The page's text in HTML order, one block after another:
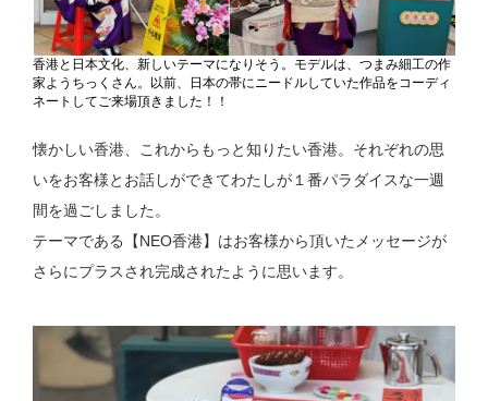
香港と日本文化、新しいテーマになりそう。モデルは、つまみ細工の作
家ようちっくさん。以前、日本の帯にニードルしていた作品をコーディ
ネートしてご来場頂きました！！
懐かしい香港、これからもっと知りたい香港。それぞれの思
いをお客様とお話しができてわたしが１番パラダイスな一週
間を過ごしました。
テーマである【NEO香港】はお客様から頂いたメッセージが
さらにプラスされ完成されたように思います。